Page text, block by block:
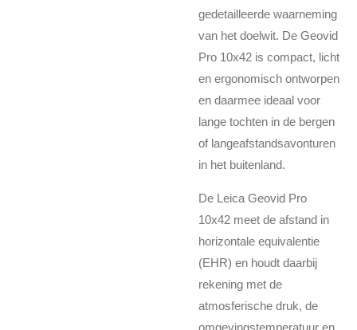
gedetailleerde waarneming
van het doelwit. De Geovid
Pro 10x42 is compact, licht
en ergonomisch ontworpen
en daarmee ideaal voor
lange tochten in de bergen
of langeafstandsavonturen
in het buitenland.
De Leica Geovid Pro
10x42 meet de afstand in
horizontale equivalentie
(EHR) en houdt daarbij
rekening met de
atmosferische druk, de
omgevingstemperatuur en